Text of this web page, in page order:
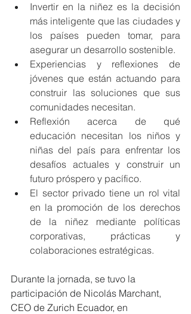
Invertir en la niñez es la decisión
más inteligente que las ciudades y
los países pueden tomar, para
asegurar un desarrollo sostenible.
Experiencias y reflexiones de
jóvenes que están actuando para
construir las soluciones que sus
comunidades necesitan.
Reflexión acerca de qué
educación necesitan los niños y
niñas del país para enfrentar los
desafíos actuales y construir un
futuro próspero y pacífico.
El sector privado tiene un rol vital
en la promoción de los derechos
de la niñez mediante políticas
corporativas, prácticas y
colaboraciones estratégicas.
Durante la jornada, se tuvo la
participación de Nicolás Marchant,
CEO de Zurich Ecuador, en